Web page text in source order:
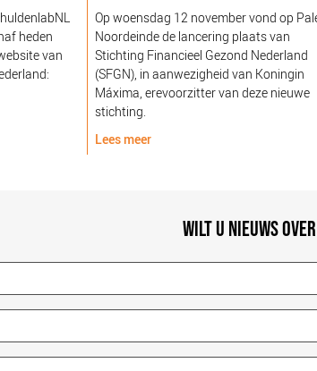
heden
van
Op woensdag 12 november vond op
Noordeinde de lancering plaats van
Stichting Financieel Gezond Nederland
(SFGN), in aanwezigheid van Koningin
Máxima, erevoorzitter van deze nieuwe
stichting.
Lees meer
WILT U NIEUWS